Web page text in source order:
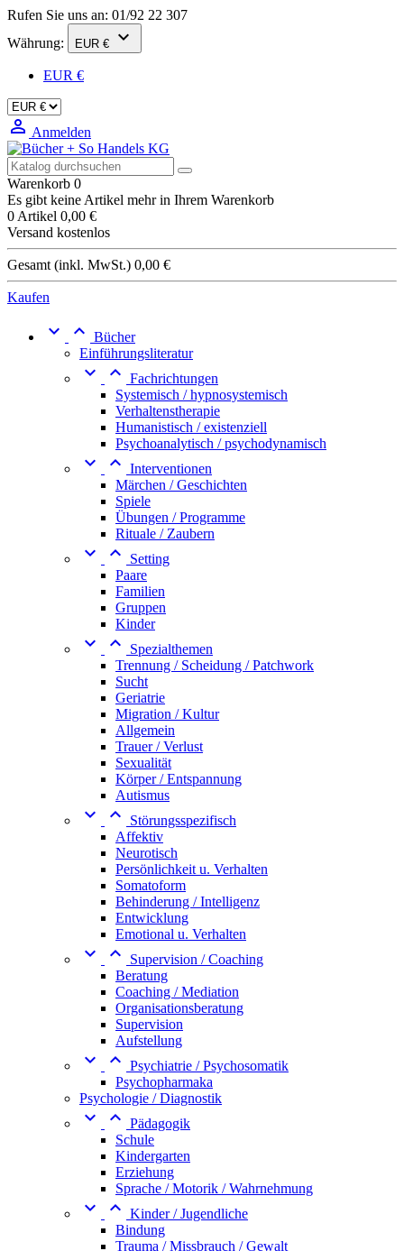
Rufen Sie uns an: 01/92 22 307
Währung:
EUR € 
EUR €
 Anmelden
Warenkorb 0
Es gibt keine Artikel mehr in Ihrem Warenkorb
0 Artikel 0,00 €
Versand kostenlos
Gesamt (inkl. MwSt.) 0,00 €
Kaufen
  Bücher
Einführungsliteratur
  Fachrichtungen
Systemisch / hypnosystemisch
Verhaltenstherapie
Humanistisch / existenziell
Psychoanalytisch / psychodynamisch
  Interventionen
Märchen / Geschichten
Spiele
Übungen / Programme
Rituale / Zaubern
 
Setting
Paare
Familien
Gruppen
Kinder
 
Spezialthemen
Trennung / Scheidung / Patchwork
Sucht
Geriatrie
Migration / Kultur
Allgemein
Trauer / Verlust
Sexualität
Körper / Entspannung
Autismus
 
Störungsspezifisch
Affektiv
Neurotisch
Persönlichkeit u. Verhalten
Somatoform
Behinderung / Intelligenz
Entwicklung
Emotional u. Verhalten
 
Supervision / Coaching
Beratung
Coaching / Mediation
Organisationsberatung
Supervision
Aufstellung
  Psychiatrie / Psychosomatik
Psychopharmaka
Psychologie / Diagnostik
  Pädagogik
Schule
Kindergarten
Erziehung
Sprache / Motorik / Wahrnehmung
  Kinder / Jugendliche
Bindung
Trauma / Missbrauch / Gewalt